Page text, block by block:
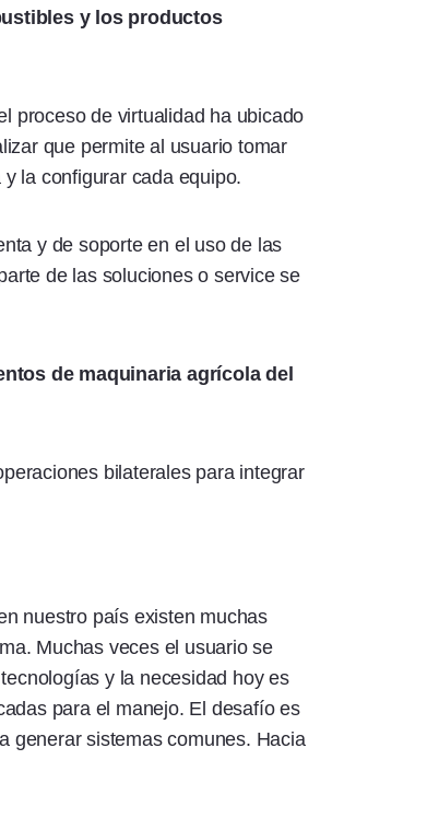
y los productos
proceso de virtualidad ha ubicado
que permite al usuario tomar
la configurar cada equipo.
y de soporte en el uso de las
de las soluciones o service se
de maquinaria agrícola del
bilaterales para integrar
nuestro país existen muchas
Muchas veces el usuario se
y la necesidad hoy es
para el manejo. El desafío es
generar sistemas comunes. Hacia